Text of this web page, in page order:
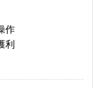
作
利